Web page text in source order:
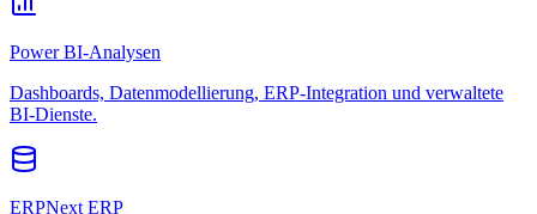
Power BI-Analysen
Dashboards, Datenmodellierung, ERP-Integration und verwaltete
BI-Dienste.
ERPNext ERP